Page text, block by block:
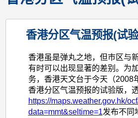
香港分区气温预报(试
香港虽是弹丸之地，但巿区与
有时可以出现显著的差别。为
务，香港天文台于今天（2008
香港分区气温预报的试验版，
https://maps.weather.gov.hk/
data=mmt&seltime=1发布不同